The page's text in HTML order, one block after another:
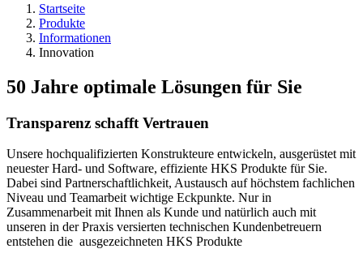
Startseite
Produkte
Informationen
Innovation
50 Jahre optimale Lösungen für Sie
Transparenz schafft Vertrauen
Unsere hochqualifizierten Konstrukteure entwickeln, ausgerüstet mit
neuester Hard- und Software, effiziente HKS Produkte für Sie.
Dabei sind Partnerschaftlichkeit, Austausch auf höchstem fachlichen
Niveau und Teamarbeit wichtige Eckpunkte. Nur in
Zusammenarbeit mit Ihnen als Kunde und natürlich auch mit
unseren in der Praxis versierten technischen Kundenbetreuern
entstehen die ausgezeichneten HKS Produkte